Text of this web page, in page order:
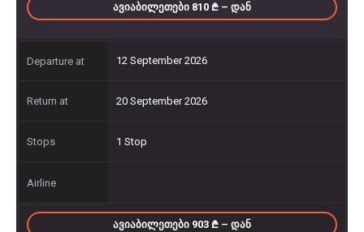
ᲐᲕᲘᲐᲑᲘᲚᲔᲗᲔᲑᲘ 810 – ᲓᲐᲜ
12 September 2026
20 September 2026
1 Stop
ᲐᲕᲘᲐᲑᲘᲚᲔᲗᲔᲑᲘ 903 – ᲓᲐᲜ